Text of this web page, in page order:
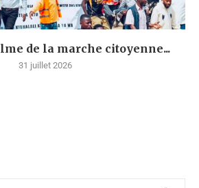
de la marche citoyenne...
31 juillet 2026